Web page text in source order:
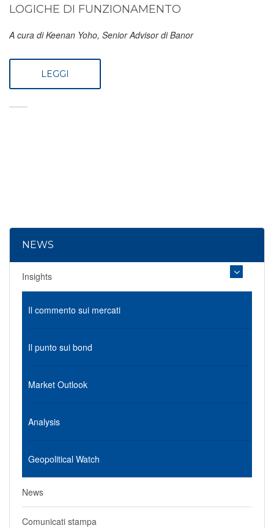
LOGICHE DI FUNZIONAMENTO
A cura di Keenan Yoho, Senior Advisor di Banor
LEGGI
NEWS
Insights
Il commento sui mercati
Il punto sui bond
Market Outlook
Analysis
Geopolitical Watch
News
Comunicati stampa